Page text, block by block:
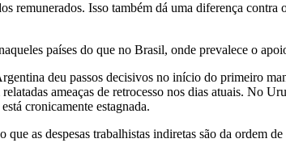
remunerados. Isso também dá uma diferença
países do que no Brasil, onde prevalece o
deu passos decisivos no início do primeiro
ameaças de retrocesso nos dias atuais. No
cronicamente estagnada.
as despesas trabalhistas indiretas são da ordem